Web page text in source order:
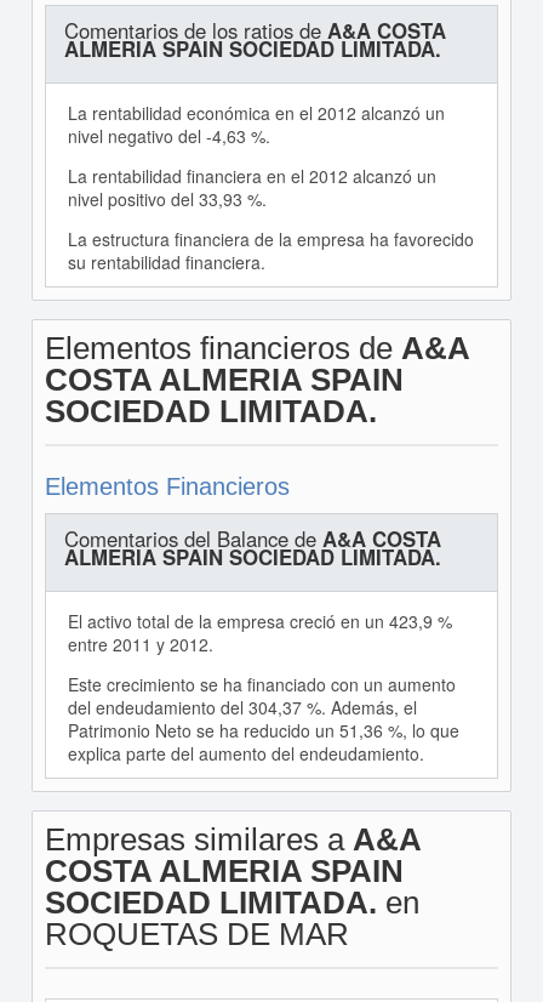
Comentarios de los ratios de A&A COSTA
ALMERIA SPAIN SOCIEDAD LIMITADA.
La rentabilidad económica en el 2012 alcanzó un
nivel negativo del -4,63 %.
La rentabilidad financiera en el 2012 alcanzó un
nivel positivo del 33,93 %.
La estructura financiera de la empresa ha favorecido
su rentabilidad financiera.
Elementos financieros de A&A
COSTA ALMERIA SPAIN
SOCIEDAD LIMITADA.
Elementos Financieros
Comentarios del Balance de A&A COSTA
ALMERIA SPAIN SOCIEDAD LIMITADA.
El activo total de la empresa creció en un 423,9 %
entre 2011 y 2012.
Este crecimiento se ha financiado con un aumento
del endeudamiento del 304,37 %. Además, el
Patrimonio Neto se ha reducido un 51,36 %, lo que
explica parte del aumento del endeudamiento.
Empresas similares a A&A
COSTA ALMERIA SPAIN
SOCIEDAD LIMITADA. en
ROQUETAS DE MAR